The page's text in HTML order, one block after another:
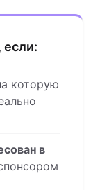
если:
которую
в